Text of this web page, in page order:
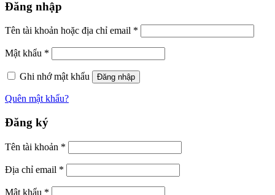
Đăng nhập
Tên tài khoản hoặc địa chỉ email *
Mật khẩu *
Ghi nhớ mật khẩu Đăng nhập
Quên mật khẩu?
Đăng ký
Tên tài khoản *
Địa chỉ email *
Mật khẩu *